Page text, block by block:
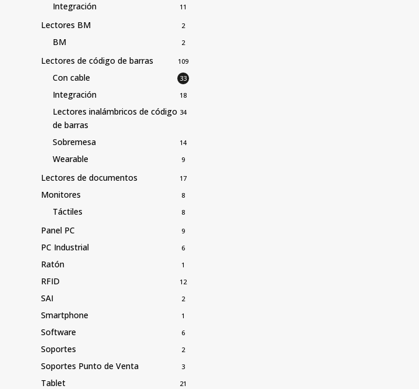
Integración 11
Lectores BM 2
BM 2
Lectores de código de barras 109
Con cable 33
Integración 18
Lectores inalámbricos de código
de barras
34
Sobremesa 14
Wearable 9
Lectores de documentos 17
Monitores 8
Táctiles 8
Panel PC 9
PC Industrial 6
Ratón 1
RFID 12
SAI 2
Smartphone 1
Software 6
Soportes 2
Soportes Punto de Venta 3
Tablet 21